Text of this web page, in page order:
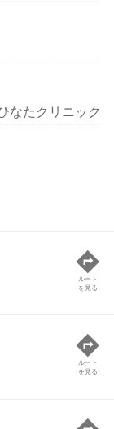
たクリニック
ルート
を見る
ルート
を見る